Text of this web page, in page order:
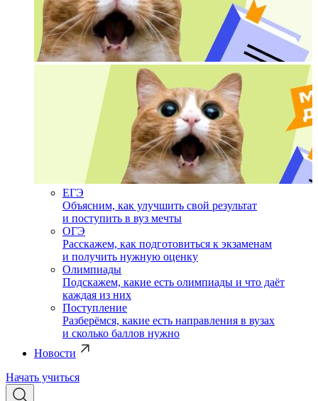
ЕГЭ
Объясним, как улучшить свой результат
и поступить в вуз мечты
ОГЭ
Расскажем, как подготовиться к экзаменам
и получить нужную оценку
Олимпиады
Подскажем, какие есть олимпиады и что даёт
каждая из них
Поступление
Разберёмся, какие есть направления в вузах
и сколько баллов нужно
Новости
Начать учиться